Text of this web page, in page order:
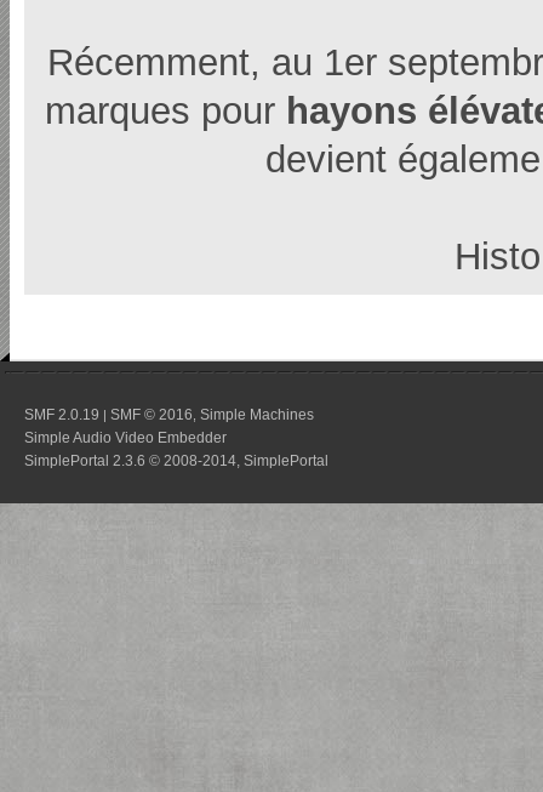
Récemment, au 1er
marques pour hayons
devient
SMF 2.0.19 | SMF © 2016 Simple Machines
Simple Audio Video Embedder
SimplePortal 2.3.6 © 2008-2014, SimplePortal